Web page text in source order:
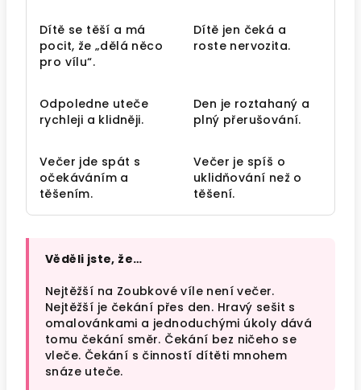
Dítě se těší a má
pocit, že „dělá něco
pro vílu“.
Dítě jen čeká a
roste nervozita.
Odpoledne uteče
rychleji a klidněji.
Den je roztahaný a
plný přerušování.
Večer jde spát s
očekáváním a
těšením.
Večer je spíš o
uklidňování než o
těšení.
Věděli jste, že…
Nejtěžší na Zoubkové víle není večer.
Nejtěžší je čekání přes den. Hravý sešit s
omalovánkami a jednoduchými úkoly dává
tomu čekání směr. Čekání bez ničeho se
vleče. Čekání s činností dítěti mnohem
snáze uteče.